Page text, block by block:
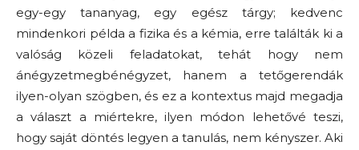
egy-egy tananyag, egy egész tárgy; kedvenc
mindenkori példa a fizika és a kémia, erre találták ki a
valóság közeli feladatokat, tehát hogy nem
ánégyzetmegbénégyzet, hanem a tetőgerendák
ilyen-olyan szögben, és ez a kontextus majd megadja
a választ a miértekre, ilyen módon lehetővé teszi,
hogy saját döntés legyen a tanulás, nem kényszer. Aki